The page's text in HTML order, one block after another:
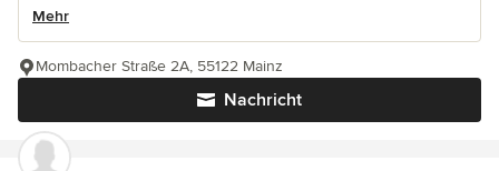
Mehr
Nachricht
Mombacher Straße 2A, 55122 Mainz